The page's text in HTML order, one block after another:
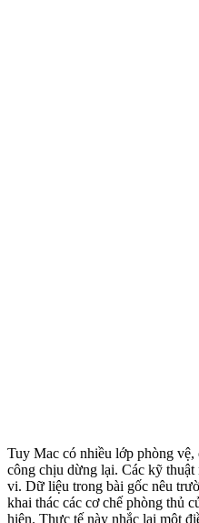
Tuy Mac có nhiều lớp phòng
công chịu dừng lại. Các kỹ thuật
vi. Dữ liệu trong bài gốc nêu
khai thác các cơ chế phòng thủ
hiện. Thực tế này nhắc lại một